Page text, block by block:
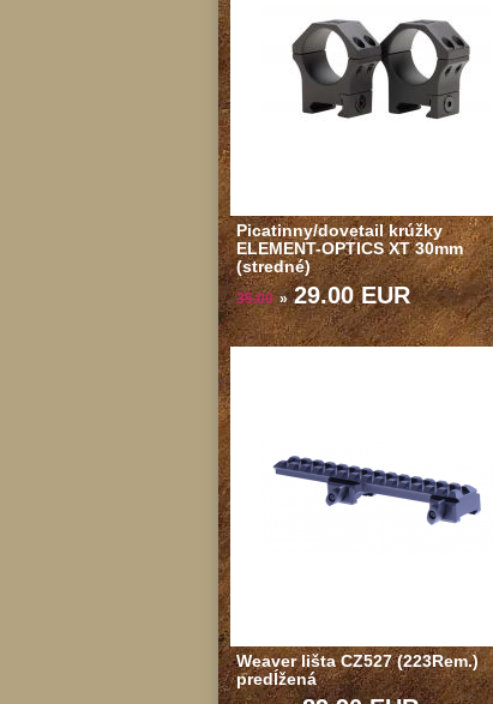
Picatinny/dovetail krúžky
ELEMENT-OPTICS XT 30mm
(stredné)
35.00 » 29.00 EUR
Weaver lišta CZ527 (223Rem.)
predĺžená